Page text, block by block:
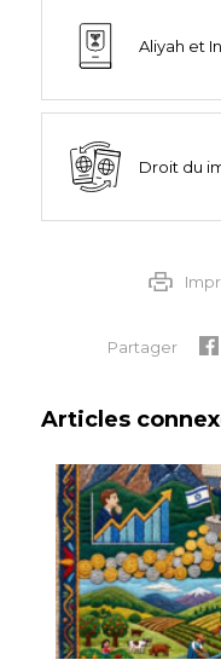
Aliyah et
Droit du
Partager
Articles